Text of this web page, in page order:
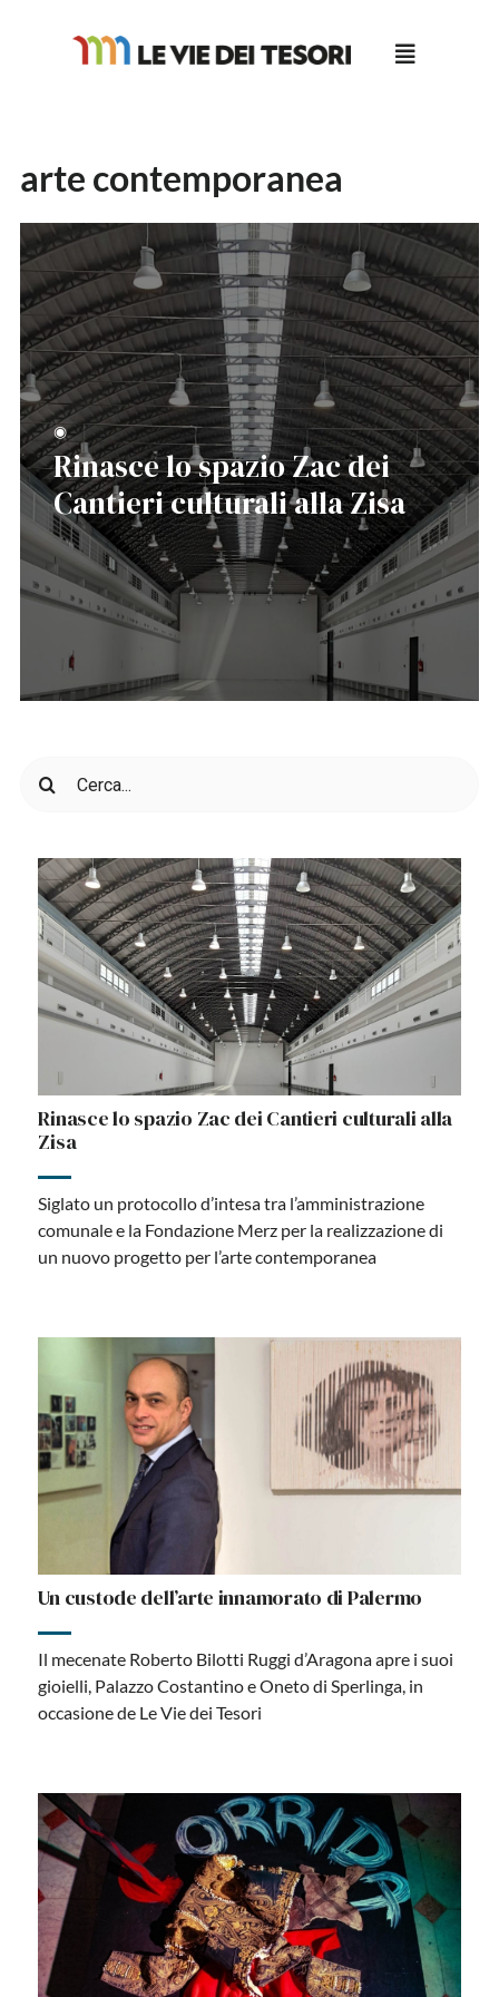
arte contemporanea
◉
Rinasce lo spazio Zac dei
Cantieri culturali alla Zisa
per:
Rinasce lo spazio Zac dei Cantieri culturali alla
Zisa
Siglato un protocollo d’intesa tra l’amministrazione
comunale e la Fondazione Merz per la realizzazione di
un nuovo progetto per l’arte contemporanea
Un custode dell’arte innamorato di Palermo
Il mecenate Roberto Bilotti Ruggi d’Aragona apre i suoi
gioielli, Palazzo Costantino e Oneto di Sperlinga, in
occasione de Le Vie dei Tesori